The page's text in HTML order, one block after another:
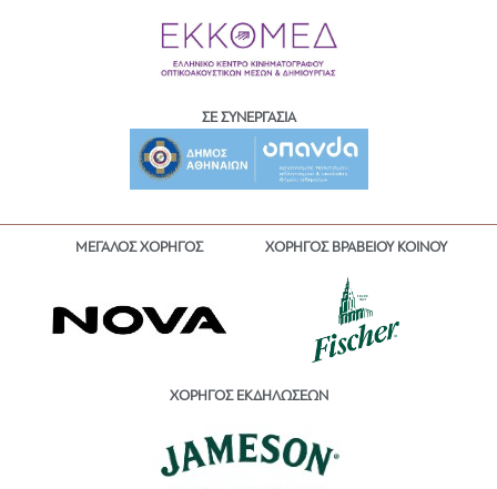
ΣΕ ΣΥΝΕΡΓΑΣΙΑ
ΜΕΓΑΛΟΣ ΧΟΡΗΓΟΣ ΧΟΡΗΓΟΣ ΒΡΑΒΕΙΟΥ ΚΟΙΝΟΥ
ΧΟΡΗΓΟΣ ΕΚΔΗΛΩΣΕΩΝ